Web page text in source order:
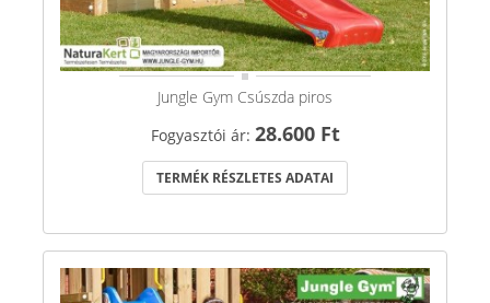
Jungle Gym Csúszda piros
Fogyasztói ár: 28.600 Ft
TERMÉK RÉSZLETES ADATAI